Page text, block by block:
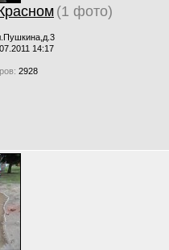
(1 фото)
14:17
2928